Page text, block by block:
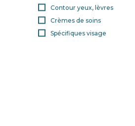
Contour yeux, lèvres
Crèmes de soins
Spécifiques visage